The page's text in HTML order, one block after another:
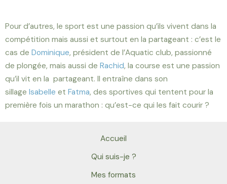
Pour d’autres, le sport est une passion qu’ils vivent dans la
compétition mais aussi et surtout en la partageant : c’est le
cas de Dominique, président de l’Aquatic club, passionné
de plongée, mais aussi de Rachid, la course est une passion
qu’il vit en la partageant. Il entraîne dans son
sillage Isabelle et Fatma, des sportives qui tentent pour la
première fois un marathon : qu’est-ce qui les fait courir ?
Accueil
Qui suis-je ?
Mes formats